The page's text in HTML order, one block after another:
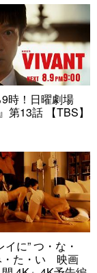
時！日曜劇場
第13話 【TBS】
イに” つ・な・
・た・い 映画